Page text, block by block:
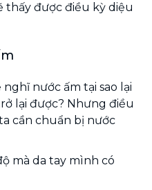
thấy được điều kỳ diệu
nước ấm tại sao lại
lại được? Nhưng điều
cần chuẩn bị nước
mà da tay mình có